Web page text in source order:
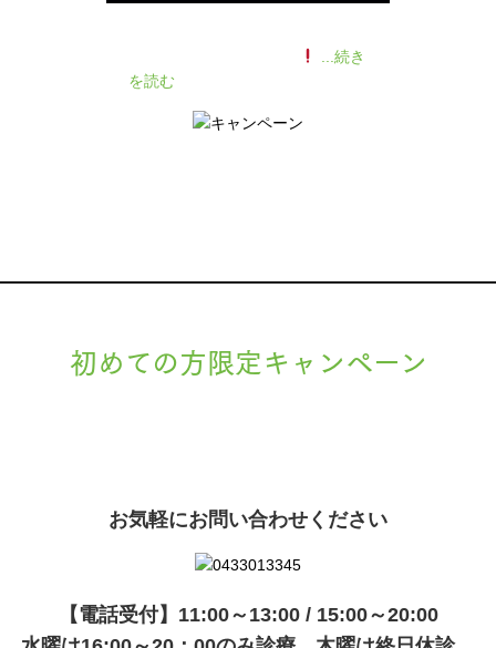
...続き
を読む
初めての方限定キャンペーン
お気軽にお問い合わせください
【電話受付】11:00～13:00 / 15:00～20:00